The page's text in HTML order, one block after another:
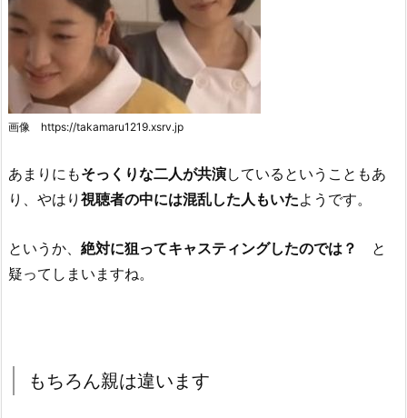
画像 https://takamaru1219.xsrv.jp
あまりにもそっくりな二人が共演しているということもあ
り、やはり 視聴者の中には混乱した人もいたようです。
というか、 絶対に狙ってキャスティングしたのでは？
と
疑ってしまいますね。
もちろん親は違います